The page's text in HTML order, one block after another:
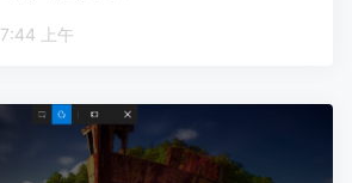
2018 年 8 月 9 日, 7:44 上午